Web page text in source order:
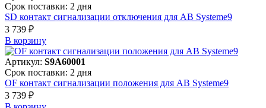
Срок поставки: 2 дня
SD контакт сигнализации отключения для АВ Systeme9
3 739 ₽
В корзинy
Артикул: S9A60001
Срок поставки: 2 дня
OF контакт сигнализации положения для АВ Systeme9
3 739 ₽